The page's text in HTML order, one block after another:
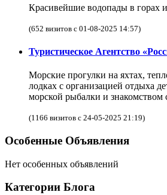
Красивейшие водопады в горах
(652 визитов с 01-08-2025 14:57)
Туристическое Агентство
Морские прогулки на яхтах,
лодках с организацией отдыха
морской рыбалки и знакомством
(1166 визитов с 24-05-2025 21:19)
Особенные Объявления
Нет особенных объявлений
Категории Блога